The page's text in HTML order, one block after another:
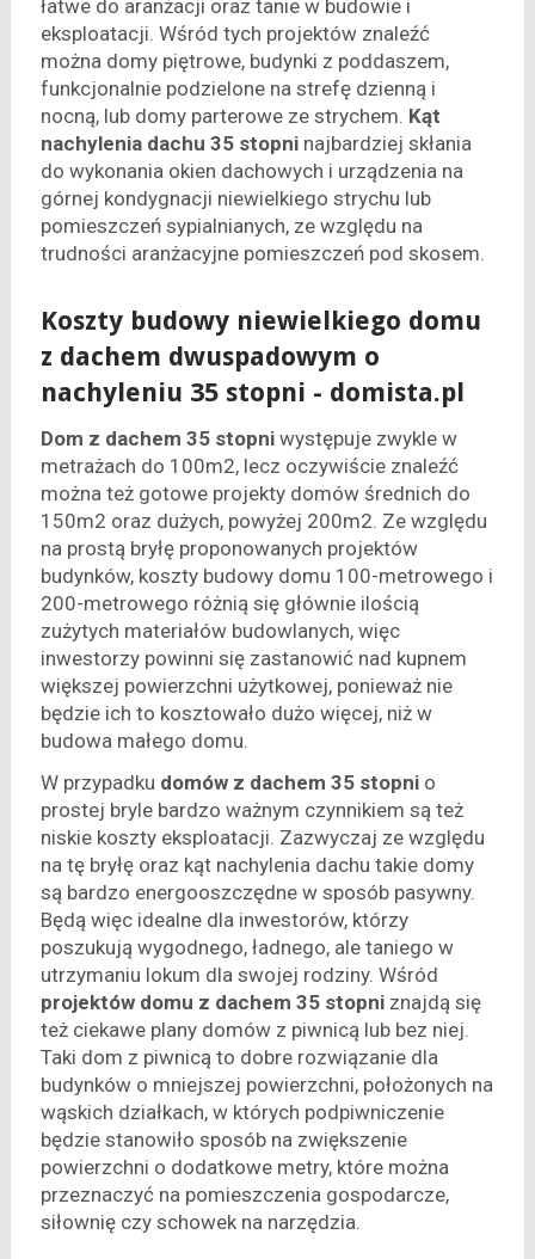
łatwe do aranżacji oraz tanie w budowie i
eksploatacji. Wśród tych projektów znaleźć
można domy piętrowe, budynki z poddaszem,
funkcjonalnie podzielone na strefę dzienną i
nocną, lub domy parterowe ze strychem. Kąt
nachylenia dachu 35 stopninajbardziej skłania
do wykonania okien dachowych i urządzenia na
górnej kondygnacji niewielkiego strychu lub
pomieszczeń sypialnianych, ze względu na
trudności aranżacyjne pomieszczeń pod skosem.
Koszty budowy niewielkiego domu
z dachem dwuspadowym o
nachyleniu 35 stopni - domista.pl
Dom z dachem 35 stopniwystępuje zwykle w
metrażach do 100m2, lecz oczywiście znaleźć
można też gotowe projekty domów średnich do
150m2 oraz dużych, powyżej 200m2. Ze względu
na prostą bryłę proponowanych projektów
budynków, koszty budowy domu 100-metrowego i
200-metrowego różnią się głównie ilością
zużytych materiałów budowlanych, więc
inwestorzy powinni się zastanowić nad kupnem
większej powierzchni użytkowej, ponieważ nie
będzie ich to kosztowało dużo więcej, niż w
budowa małego domu.
W przypadku domów z dachem 35 stopnio
prostej bryle bardzo ważnym czynnikiem są też
niskie koszty eksploatacji. Zazwyczaj ze względu
na tę bryłę oraz kąt nachylenia dachu takie domy
są bardzo energooszczędne w sposób pasywny.
Będą więc idealne dla inwestorów, którzy
poszukują wygodnego, ładnego, ale taniego w
utrzymaniu lokum dla swojej rodziny. Wśród
projektów domu z dachem 35 stopniznajdą się
też ciekawe plany domów z piwnicą lub bez niej.
Taki dom z piwnicą to dobre rozwiązanie dla
budynków o mniejszej powierzchni, położonych na
wąskich działkach, w których podpiwniczenie
będzie stanowiło sposób na zwiększenie
powierzchni o dodatkowe metry, które można
przeznaczyć na pomieszczenia gospodarcze,
siłownię czy schowek na narzędzia.